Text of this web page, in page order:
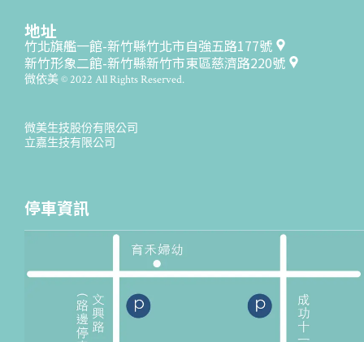
地址
竹北旗艦一館-新竹縣竹北市自強五路177號
新竹形象二館-新竹縣新竹市東區慈濟路220號
微依美 © 2022 All Rights Reserved.
微美生技股份有限公司
立嘉生技有限公司
停車資訊